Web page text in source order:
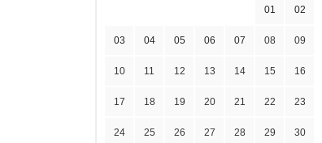
01 02
03 04 05 06 07 08 09
10 11 12 13 14 15 16
17 18 19 20 21 22 23
24 25 26 27 28 29 30